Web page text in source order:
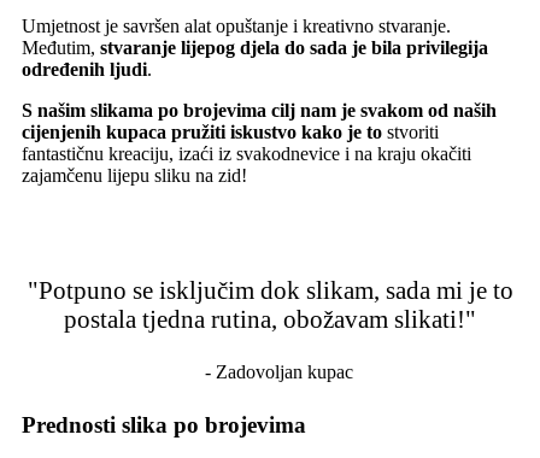
Umjetnost je savršen alat opuštanje i kreativno stvaranje.
Međutim, stvaranje lijepog djela do sada je bila privilegija
određenih ljudi.
S našim slikama po brojevima cilj nam je svakom od naših
cijenjenih kupaca pružiti iskustvo kako je to stvoriti
fantastičnu kreaciju, izaći iz svakodnevice i na kraju okačiti
zajamčenu lijepu sliku na zid!
"Potpuno se isključim dok slikam, sada mi je to
postala tjedna rutina, obožavam slikati!"
- Zadovoljan kupac
Prednosti slika po brojevima